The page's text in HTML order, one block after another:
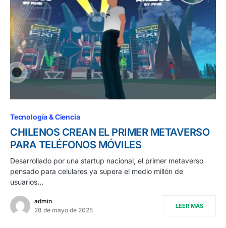
Tecnología & Ciencia
CHILENOS CREAN EL PRIMER METAVERSO
PARA TELÉFONOS MÓVILES
Desarrollado por una startup nacional, el primer metaverso
pensado para celulares ya supera el medio millón de
usuarios…
admin
28 de mayo de 2025
LEER MÁS